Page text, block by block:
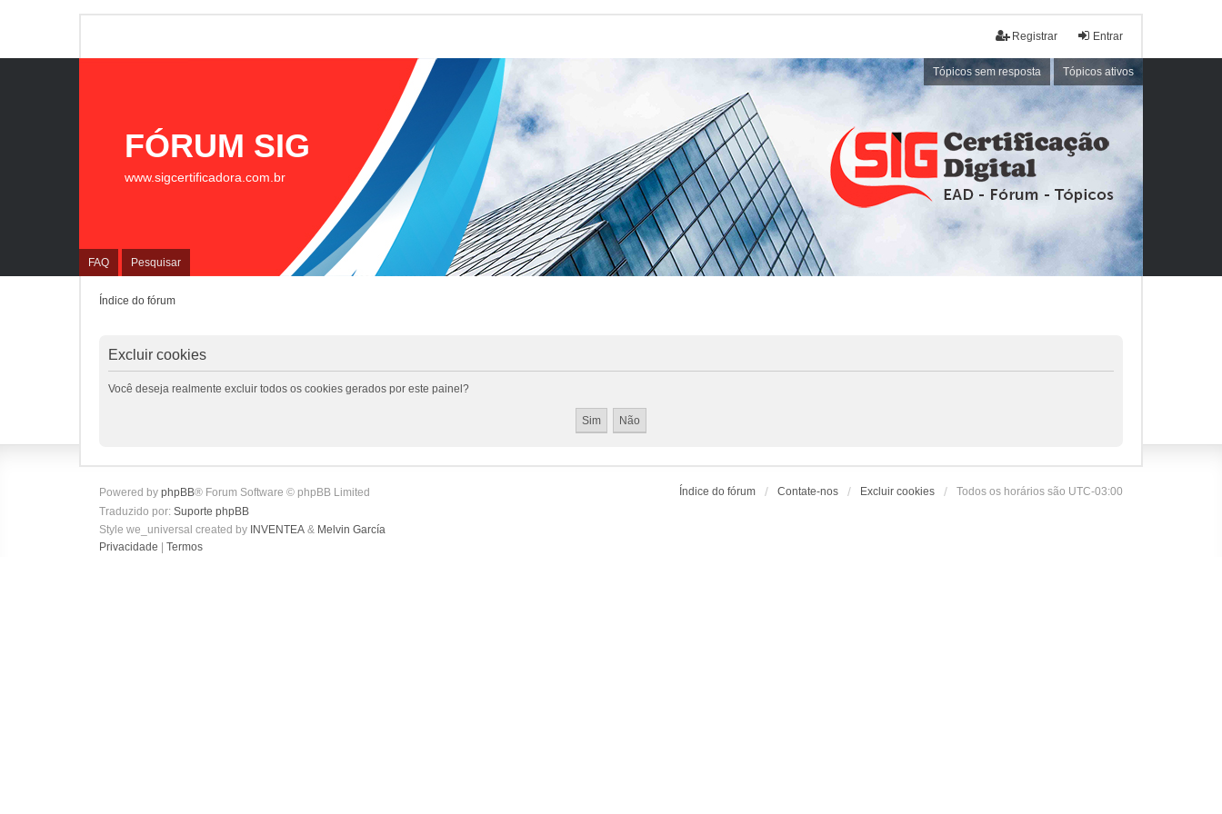
Entrar
Registrar
Tópicos sem resposta Tópicos ativos
FAQ Pesquisar
FÓRUM SIG
www.sigcertificadora.com.br
Índice do fórum
Excluir cookies
Você deseja realmente excluir todos os cookies gerados por este painel?
Índice do fórum Contate-nos Excluir cookies Todos os horários são UTC-03:00
Powered by phpBB® Forum Software © phpBB Limited
Traduzido por: Suporte phpBB
Style we_universal created by INVENTEA & Melvin García
Privacidade
Termos